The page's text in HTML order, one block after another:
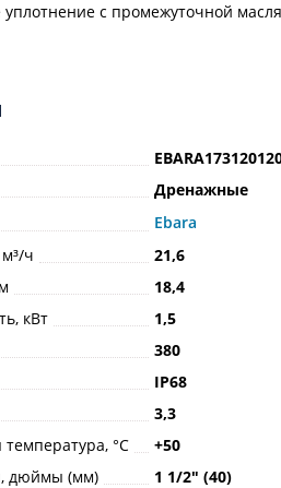
с промежуточной
Дренажные
Ebara
ч
21,6
18,4
кВт
1,5
380
IP68
3,3
°С
+50
дюймы (мм)
1 1/2ʺ (40)